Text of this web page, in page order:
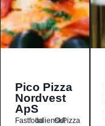
Pico Pizza
Nordvest
ApS
FastfoodItaliensk
OstPizza